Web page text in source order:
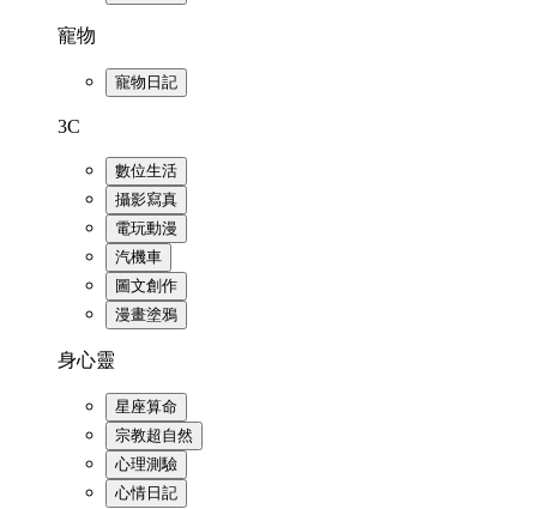
寵物
寵物日記
3C
數位生活
攝影寫真
電玩動漫
汽機車
圖文創作
漫畫塗鴉
身心靈
星座算命
宗教超自然
心理測驗
心情日記